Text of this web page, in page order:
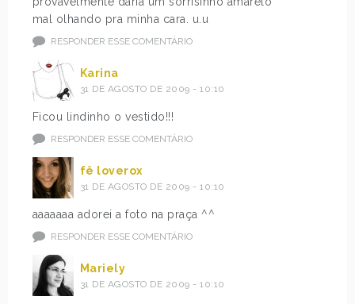
mal olhando pra minha cara. u.u
RESPONDER ESSE COMENTÁRIO
Karina
31 DE AGOSTO DE 2009 - 10:10
Ficou lindinho o vestido!!!
RESPONDER ESSE COMENTÁRIO
fê loverox
31 DE AGOSTO DE 2009 - 10:10
aaaaaaa adorei a foto na praça ^^
RESPONDER ESSE COMENTÁRIO
Mariely
31 DE AGOSTO DE 2009 - 10:10